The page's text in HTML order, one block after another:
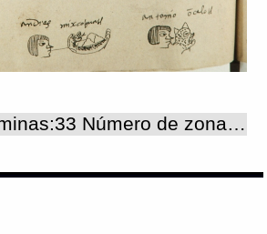
Número de láminas:33 Número de zonas:33